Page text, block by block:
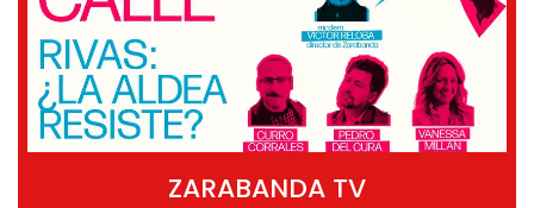
ZARABANDA TV